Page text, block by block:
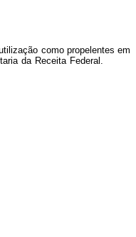
como propelentes em
da Receita Federal.